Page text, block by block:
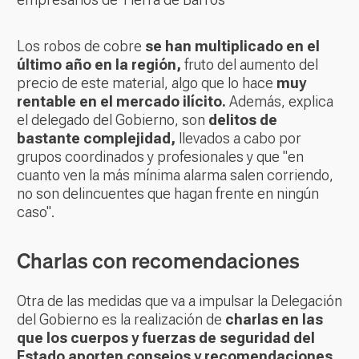
Los robos de cobre se han multiplicado en el
último año en la región, fruto del aumento del
precio de este material, algo que lo hace muy
rentable en el mercado ilícito. Además, explica
el delegado del Gobierno, son delitos de
bastante complejidad, llevados a cabo por
grupos coordinados y profesionales y que "en
cuanto ven la más mínima alarma salen corriendo,
no son delincuentes que hagan frente en ningún
caso".
Charlas con recomendaciones
Otra de las medidas que va a impulsar la Delegación
del Gobierno es la realización de charlas en las
que los cuerpos y fuerzas de seguridad del